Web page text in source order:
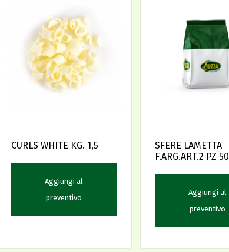
CURLS WHITE KG. 1,5
Aggiungi al
preventivo
SFERE LAMETTA
F.ARG.ART.2 PZ 50
Aggiungi al
preventivo